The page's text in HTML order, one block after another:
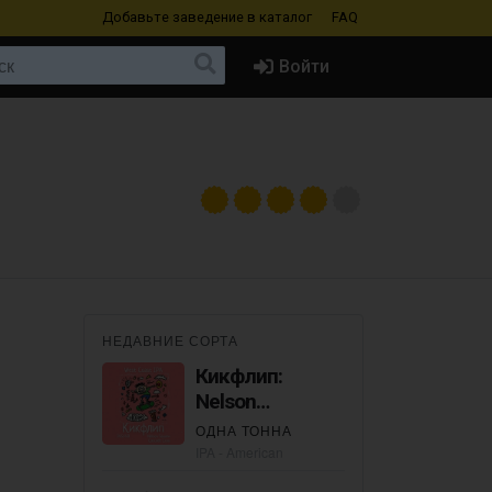
Добавьте заведение в каталог FAQ
Войти
НЕДАВНИЕ СОРТА
Кикфлип:
Nelson
Sauvin+Cascade
ОДНА ТОННА